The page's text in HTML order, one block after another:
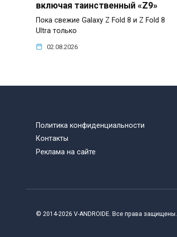
включая таинственный «Z9»
Пока свежие Galaxy Z Fold 8 и Z Fold 8
Ultra только
02.08.2026
Политика конфиденциальности
Контакты
Реклама на сайте
© 2014-2026 V-ANDROIDE. Все права защищены.